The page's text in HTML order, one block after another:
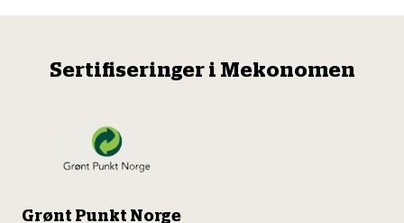
Sertifiseringer i Mekonomen
Grønt Punkt Norge